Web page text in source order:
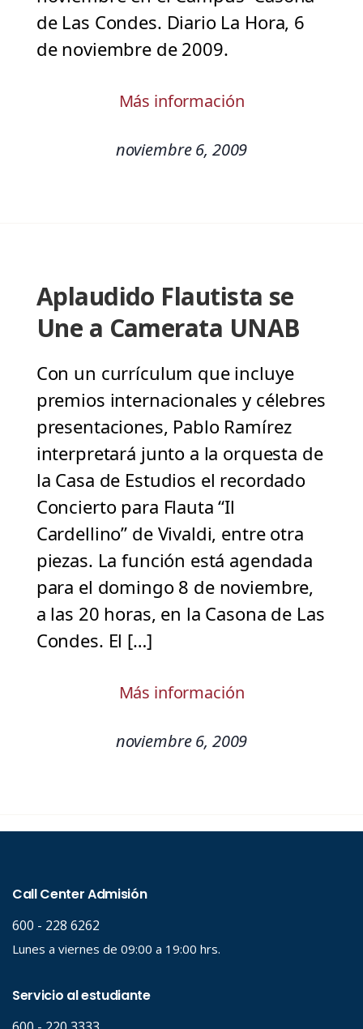
de Las Condes. Diario La Hora, 6
de noviembre de 2009.
Más información
noviembre 6, 2009
Aplaudido Flautista se
Une a Camerata UNAB
Con un currículum que incluye
premios internacionales y célebres
presentaciones, Pablo Ramírez
interpretará junto a la orquesta de
la Casa de Estudios el recordado
Concierto para Flauta “Il
Cardellino” de Vivaldi, entre otra
piezas. La función está agendada
para el domingo 8 de noviembre,
a las 20 horas, en la Casona de Las
Condes. El […]
Más información
noviembre 6, 2009